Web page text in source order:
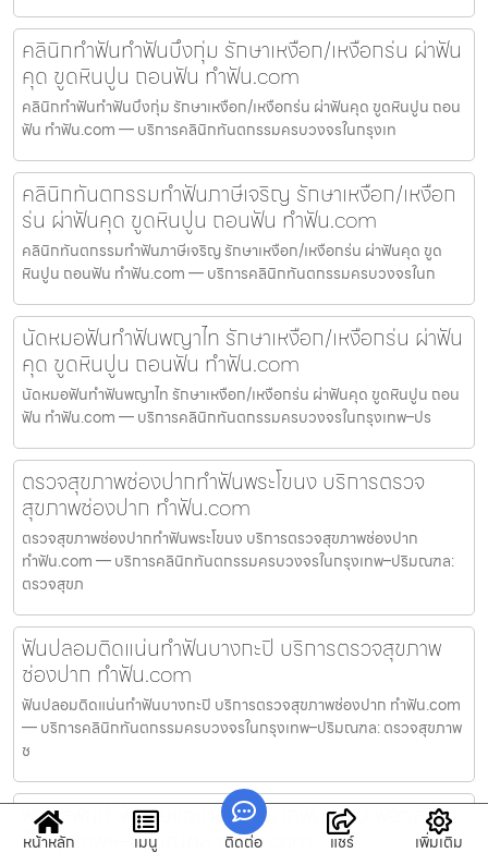
คลินิกทำฟันทำฟันบึงกุ่ม รักษาเหงือก/เหงือกร่น ผ่าฟัน
คุด ขูดหินปูน ถอนฟัน ทำฟัน.com
คลินิกทำฟันทำฟันบึงกุ่ม รักษาเหงือก/เหงือกร่น ผ่าฟันคุด ขูดหินปูน ถอน
ฟัน ทำฟัน.com — บริการคลินิกทันตกรรมครบวงจรในกรุงเท
คลินิกทันตกรรมทำฟันภาษีเจริญ รักษาเหงือก/เหงือก
ร่น ผ่าฟันคุด ขูดหินปูน ถอนฟัน ทำฟัน.com
คลินิกทันตกรรมทำฟันภาษีเจริญ รักษาเหงือก/เหงือกร่น ผ่าฟันคุด ขูด
หินปูน ถอนฟัน ทำฟัน.com — บริการคลินิกทันตกรรมครบวงจรในก
นัดหมอฟันทำฟันพญาไท รักษาเหงือก/เหงือกร่น ผ่าฟัน
คุด ขูดหินปูน ถอนฟัน ทำฟัน.com
นัดหมอฟันทำฟันพญาไท รักษาเหงือก/เหงือกร่น ผ่าฟันคุด ขูดหินปูน ถอน
ฟัน ทำฟัน.com — บริการคลินิกทันตกรรมครบวงจรในกรุงเทพ–ปร
ตรวจสุขภาพช่องปากทำฟันพระโขนง บริการตรวจ
สุขภาพช่องปาก ทำฟัน.com
ตรวจสุขภาพช่องปากทำฟันพระโขนง บริการตรวจสุขภาพช่องปาก
ทำฟัน.com — บริการคลินิกทันตกรรมครบวงจรในกรุงเทพ–ปริมณฑล:
ตรวจสุขภ
ฟันปลอมติดแน่นทำฟันบางกะปิ บริการตรวจสุขภาพ
ช่องปาก ทำฟัน.com
ฟันปลอมติดแน่นทำฟันบางกะปิ บริการตรวจสุขภาพช่องปาก ทำฟัน.com
— บริการคลินิกทันตกรรมครบวงจรในกรุงเทพ–ปริมณฑล: ตรวจสุขภาพ
ช
ฟอกสีฟันทำฟันดินแดง จัดฟัน รากฟันเทียม ฟอกสีฟัน
ในกรุงเทพฯ–ปริมณฑล ทำฟัน.com
หน้าหลัก เมนู ติดต่อ แชร์ เพิ่มเติม